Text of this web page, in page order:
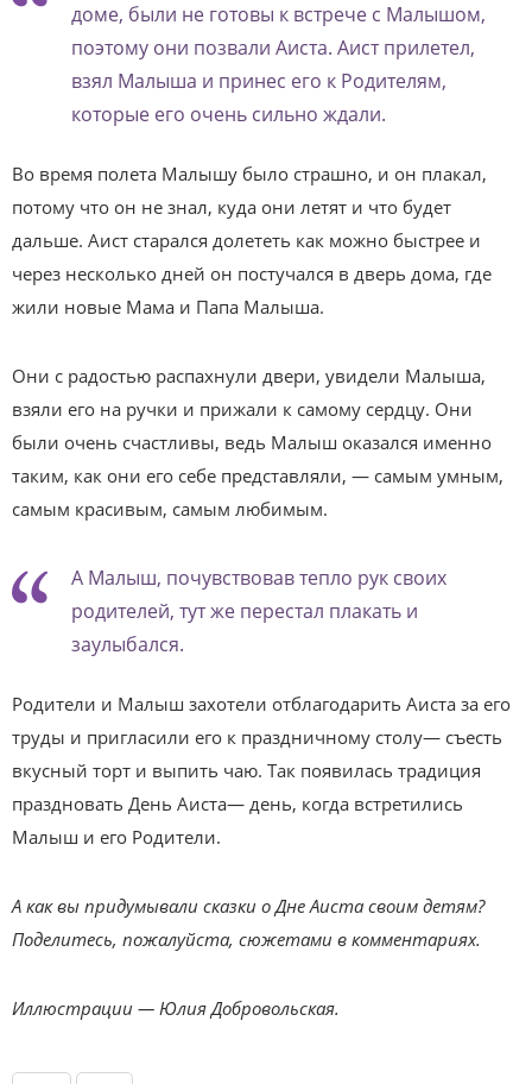
доме, были не готовы к встрече с Малышом,
поэтому они позвали Аиста. Аист прилетел,
взял Малыша и принес его к Родителям,
которые его очень сильно ждали.
Во время полета Малышу было страшно, и он плакал,
потому что он не знал, куда они летят и что будет
дальше. Аист старался долететь как можно быстрее и
через несколько дней он постучался в дверь дома, где
жили новые Мама и Папа Малыша.
Они с радостью распахнули двери, увидели Малыша,
взяли его на ручки и прижали к самому сердцу. Они
были очень счастливы, ведь Малыш оказался именно
таким, как они его себе представляли, — самым умным,
самым красивым, самым любимым.
А Малыш, почувствовав тепло рук своих
родителей, тут же перестал плакать и
заулыбался.
Родители и Малыш захотели отблагодарить Аиста за его
труды и пригласили его к праздничному столу— съесть
вкусный торт и выпить чаю. Так появилась традиция
праздновать День Аиста— день, когда встретились
Малыш и его Родители.
А как вы придумывали сказки о Дне Аиста своим детям?
Поделитесь, пожалуйста, сюжетами в комментариях.
Иллюстрации — Юлия Добровольская.